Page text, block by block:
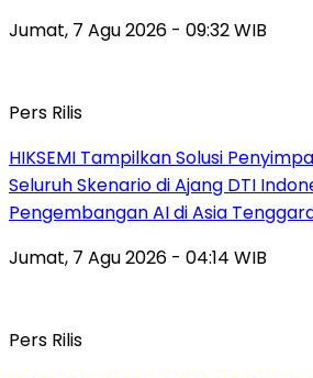
Jumat, 7 Agu 2026 - 09:32 WIB
Pers Rilis
HIKSEMI Tampilkan Solusi
Seluruh Skenario di Ajang DTI
Pengembangan AI di Asia
Jumat, 7 Agu 2026 - 04:14 WIB
Pers Rilis